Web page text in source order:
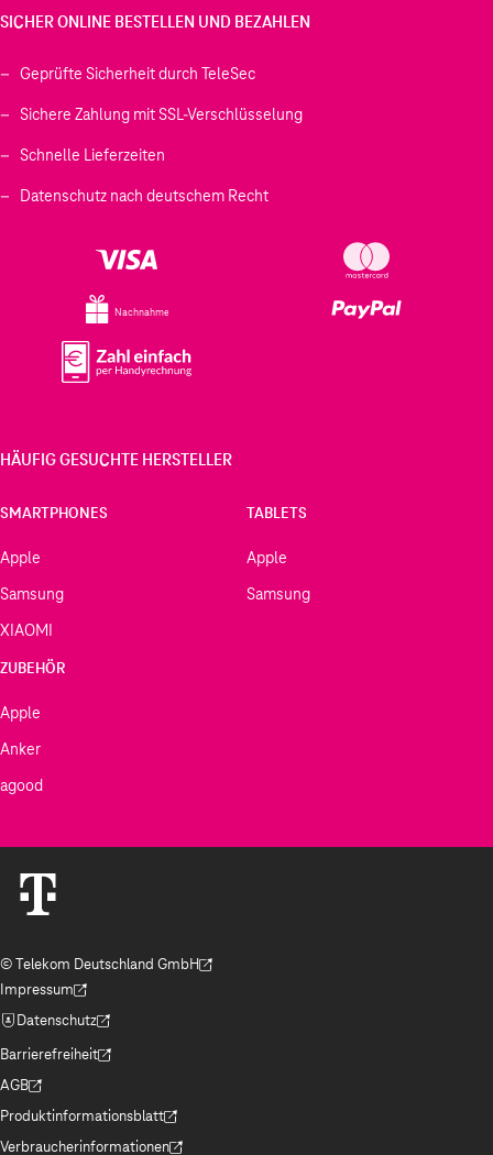
SICHER ONLINE BESTELLEN UND BEZAHLEN
Geprüfte Sicherheit durch TeleSec
Sichere Zahlung mit SSL-Verschlüsselung
Schnelle Lieferzeiten
Datenschutz nach deutschem Recht
Nachnahme
HÄUFIG GESUCHTE HERSTELLER
SMARTPHONES
Apple
Samsung
XIAOMI
TABLETS
Apple
Samsung
ZUBEHÖR
Apple
Anker
agood
© Telekom Deutschland GmbH
(Der Link wird in einem neuen Tab geöffnet)
Impressum
(Der Link wird in einem neuen Tab geöffnet)
Datenschutz
(Der Link wird in einem neuen Tab geöffnet)
Barrierefreiheit
(Der Link wird in einem neuen Tab geöffnet)
AGB
(Der Link wird in einem neuen Tab geöffnet)
Produktinformationsblatt
(Der Link wird in einem neuen Tab geöffnet)
Verbraucherinformationen